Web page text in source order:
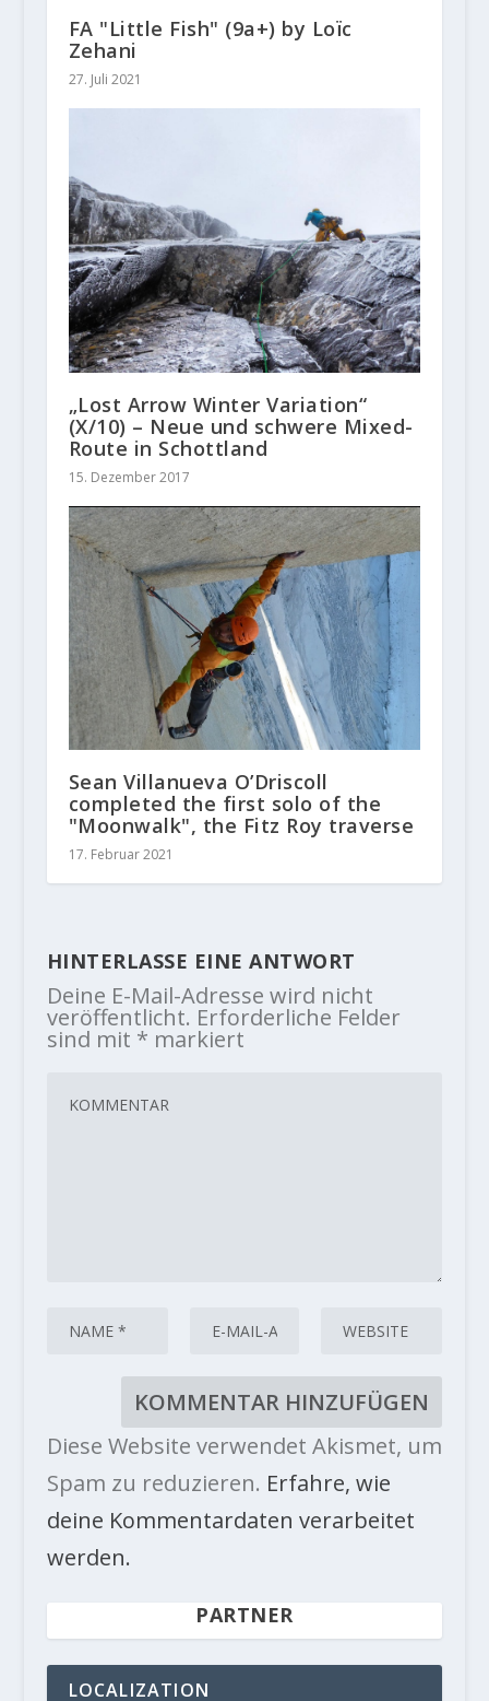
FA "Little Fish" (9a+) by Loïc
Zehani
27. Juli 2021
„Lost Arrow Winter Variation“
(X/10) – Neue und schwere Mixed-
Route in Schottland
15. Dezember 2017
Sean Villanueva O’Driscoll
completed the first solo of the
"Moonwalk", the Fitz Roy traverse
17. Februar 2021
HINTERLASSE EINE ANTWORT
Deine E-Mail-Adresse wird nicht
veröffentlicht. Erforderliche Felder
sind mit * markiert
Diese Website verwendet Akismet, um
Spam zu reduzieren. Erfahre, wie
deine Kommentardaten verarbeitet
werden.
PARTNER
LOCALIZATION